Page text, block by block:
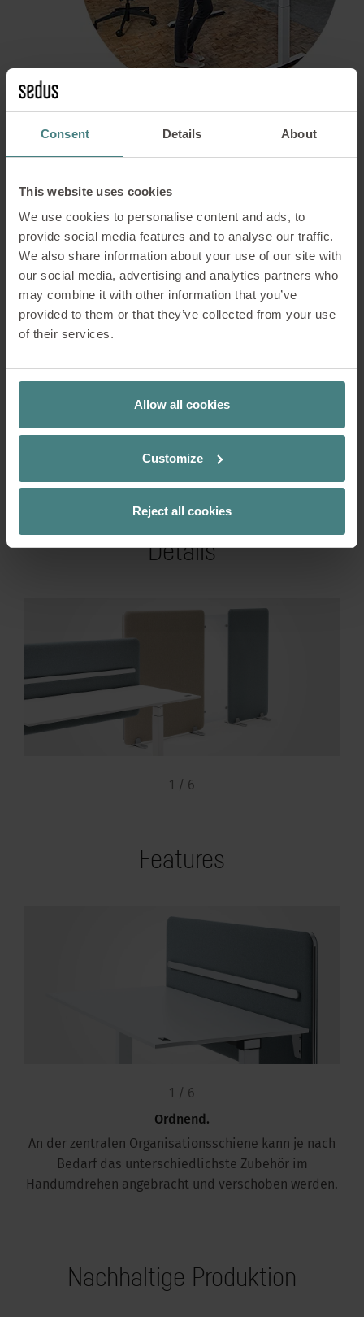
Consent Details About
This website uses cookies
We use cookies to personalise content and ads, to
provide social media features and to analyse our traffic.
We also share information about your use of our site with
our social media, advertising and analytics partners who
may combine it with other information that you’ve
provided to them or that they’ve collected from your use
of their services.
Allow all cookies
Customize
Reject all cookies
Vielfalt
Screens
Details
1 / 6
Features
Ordnend.
An der zentralen Organisationsschiene kann je nach
Bedarf das unterschiedlichste Zubehör im
Handumdrehen angebracht und verschoben werden.
1 / 6
Nachhaltige Produktion